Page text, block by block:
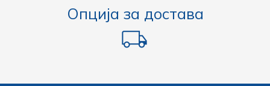
Опција за достава